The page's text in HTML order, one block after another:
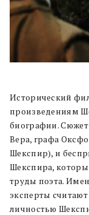
Исторический
произведениям
биографии. Сюжет
Вера, графа
Шекспир), и
Шекспира,
труды поэта.
эксперты
личностью